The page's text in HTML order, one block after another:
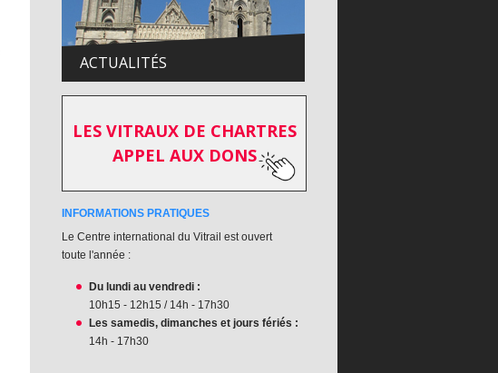
ACTUALITÉS
LES VITRAUX DE CHARTRES
APPEL AUX DONS
INFORMATIONS PRATIQUES
Le Centre international du Vitrail est ouvert
toute l'année :
Du lundi au vendredi :
10h15 - 12h15 / 14h - 17h30
Les samedis, dimanches et jours fériés :
14h - 17h30